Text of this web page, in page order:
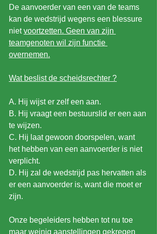
De aanvoerder van een van de teams
kan de wedstrijd wegens een blessure
niet voortzetten. Geen van zijn
teamgenoten wil zijn functie
overnemen.
Wat beslist de scheidsrechter ?
A. Hij wijst er zelf een aan.
B. Hij vraagt een bestuurslid er een aan
te wijzen.
C. Hij laat gewoon doorspelen, want
het hebben van een aanvoerder is niet
verplicht.
D. Hij zal de wedstrijd pas hervatten als
er een aanvoerder is, want die moet er
zijn.
Onze begeleiders hebben tot nu toe
maar weinig aanstellingen gekregen